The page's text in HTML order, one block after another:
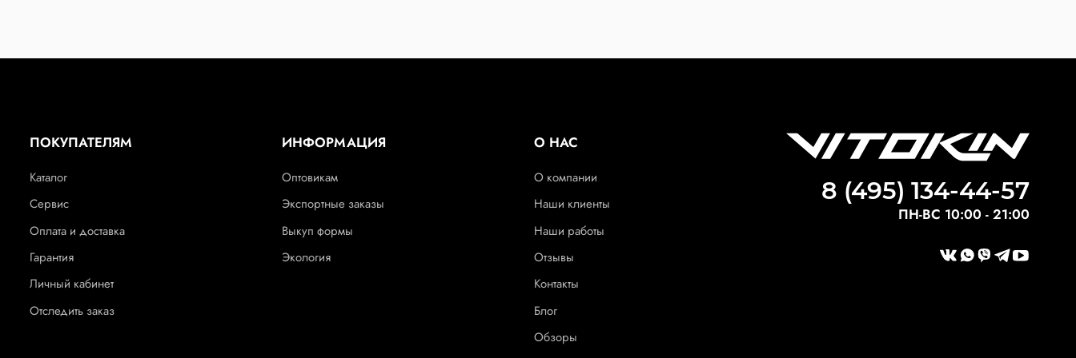
ПОКУПАТЕЛЯМ
Каталог
Сервис
Оплата и доставка
Гарантия
Личный кабинет
Отследить заказ
ИНФОРМАЦИЯ
Оптовикам
Экспортные заказы
Выкуп формы
Экология
О НАС
О компании
Наши клиенты
Наши работы
Отзывы
Контакты
Блог
Обзоры
8 (495) 134-44-57
ПН-ВС 10:00 - 21:00